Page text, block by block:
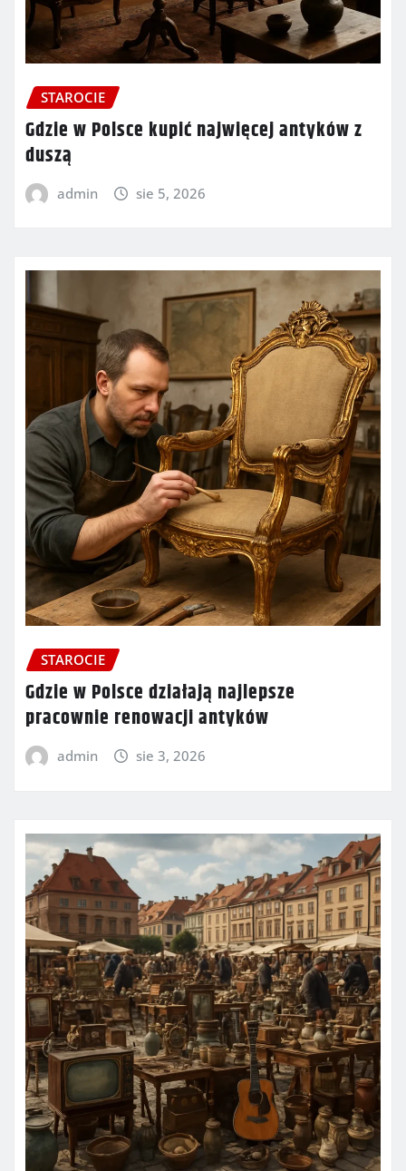
STAROCIE
Gdzie w Polsce kupić najwięcej antyków z
duszą
admin sie 5, 2026
STAROCIE
Gdzie w Polsce działają najlepsze
pracownie renowacji antyków
admin sie 3, 2026